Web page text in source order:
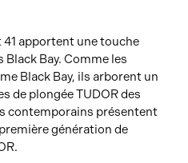
41 apportent une touche
Bay. Comme les
Black Bay, ils arborent un
de plongée TUDOR des
contemporains présentent
génération de